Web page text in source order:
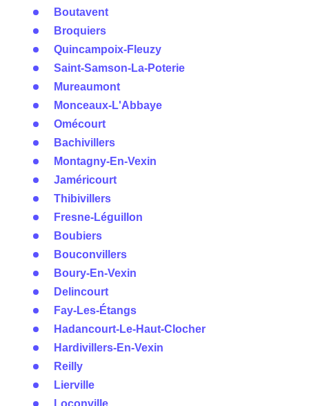
Boutavent
Broquiers
Quincampoix-Fleuzy
Saint-Samson-La-Poterie
Mureaumont
Monceaux-L'Abbaye
Omécourt
Bachivillers
Montagny-En-Vexin
Jaméricourt
Thibivillers
Fresne-Léguillon
Boubiers
Bouconvillers
Boury-En-Vexin
Delincourt
Fay-Les-Étangs
Hadancourt-Le-Haut-Clocher
Hardivillers-En-Vexin
Reilly
Lierville
Loconville